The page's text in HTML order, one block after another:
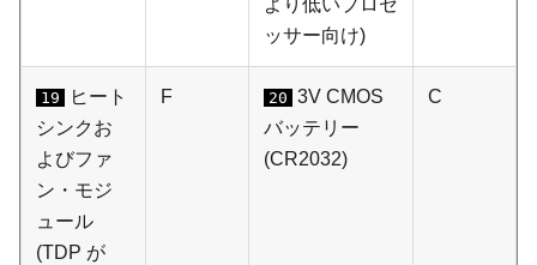
より低いプロセ
ッサー向け)
19
ヒート
シンクお
よびファ
ン・モジ
ュール
(TDP が
F 20 3V CMOS
バッテリー
(CR2032)
C